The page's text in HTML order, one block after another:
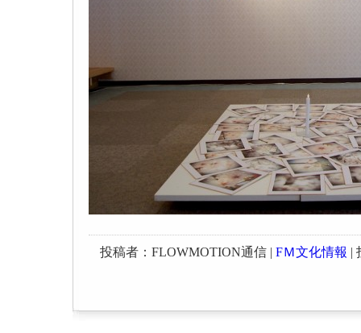
投稿者：FLOWMOTION通信 | FＭ文化情報 |